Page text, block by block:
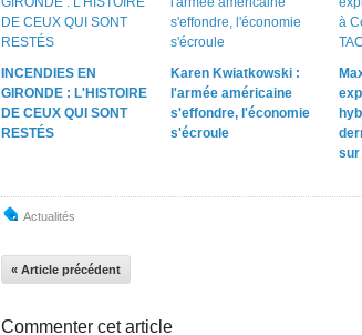
INCENDIES EN
GIRONDE : L'HISTOIRE
DE CEUX QUI SONT
RESTÉS
Karen Kwiatkowski :
l'armée américaine
s'effondre, l'économie
s'écroule
sur
Actualités
« Article précédent
Commenter cet article